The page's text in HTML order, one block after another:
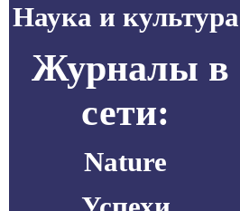
Наука и культура
Журналы в
сети:
Nature